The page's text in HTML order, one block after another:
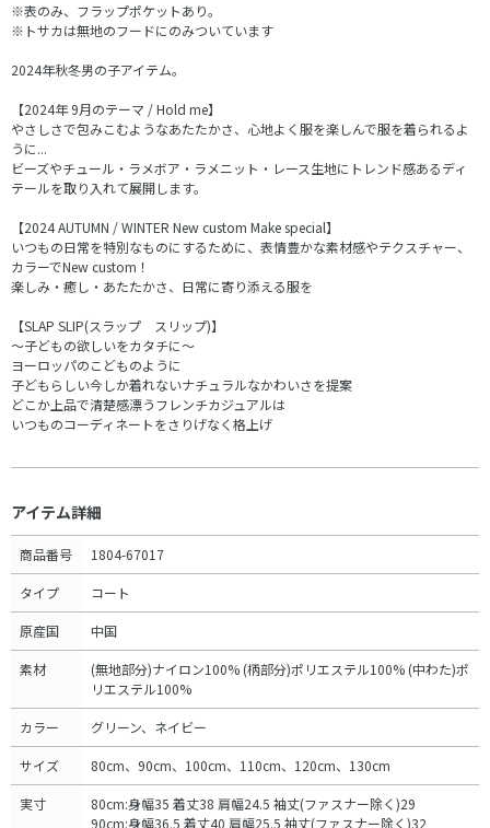
※表のみ、フラップポケットあり。
※トサカは無地のフードにのみついています
2024年秋冬男の子アイテム。
【2024年 9月のテーマ / Hold me】
やさしさで包みこむようなあたたかさ、心地よく服を楽しんで服を着られるよ
うに...
ビーズやチュール・ラメボア・ラメニット・レース生地にトレンド感あるディ
テールを取り入れて展開します。
【2024 AUTUMN / WINTER New custom Make special】
いつもの日常を特別なものにするために、表情豊かな素材感やテクスチャー、
カラーでNew custom！
楽しみ・癒し・あたたかさ、日常に寄り添える服を
【SLAP SLIP(スラップ スリップ)】
～子どもの欲しいをカタチに～
ヨーロッパのこどものように
子どもらしい今しか着れないナチュラルなかわいさを提案
どこか上品で清楚感漂うフレンチカジュアルは
いつものコーディネートをさりげなく格上げ
アイテム詳細
商品番号 1804-67017
タイプ コート
原産国 中国
素材
(無地部分)ナイロン100% (柄部分)ポリエステル100% (中わた)ポ
リエステル100%
カラー グリーン、ネイビー
サイズ 80cm、90cm、100cm、110cm、120cm、130cm
実寸
80cm:身幅35 着丈38 肩幅24.5 袖丈(ファスナー除く)29
90cm:身幅36.5 着丈40 肩幅25.5 袖丈(ファスナー除く)32